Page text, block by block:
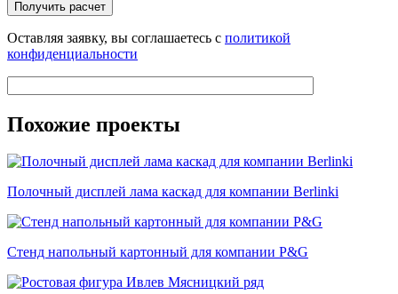
Оставляя заявку, вы соглашаетесь с политикой
конфиденциальности
Похожие проекты
Полочный дисплей лама каскад для компании Berlinki
Стенд напольный картонный для компании P&G